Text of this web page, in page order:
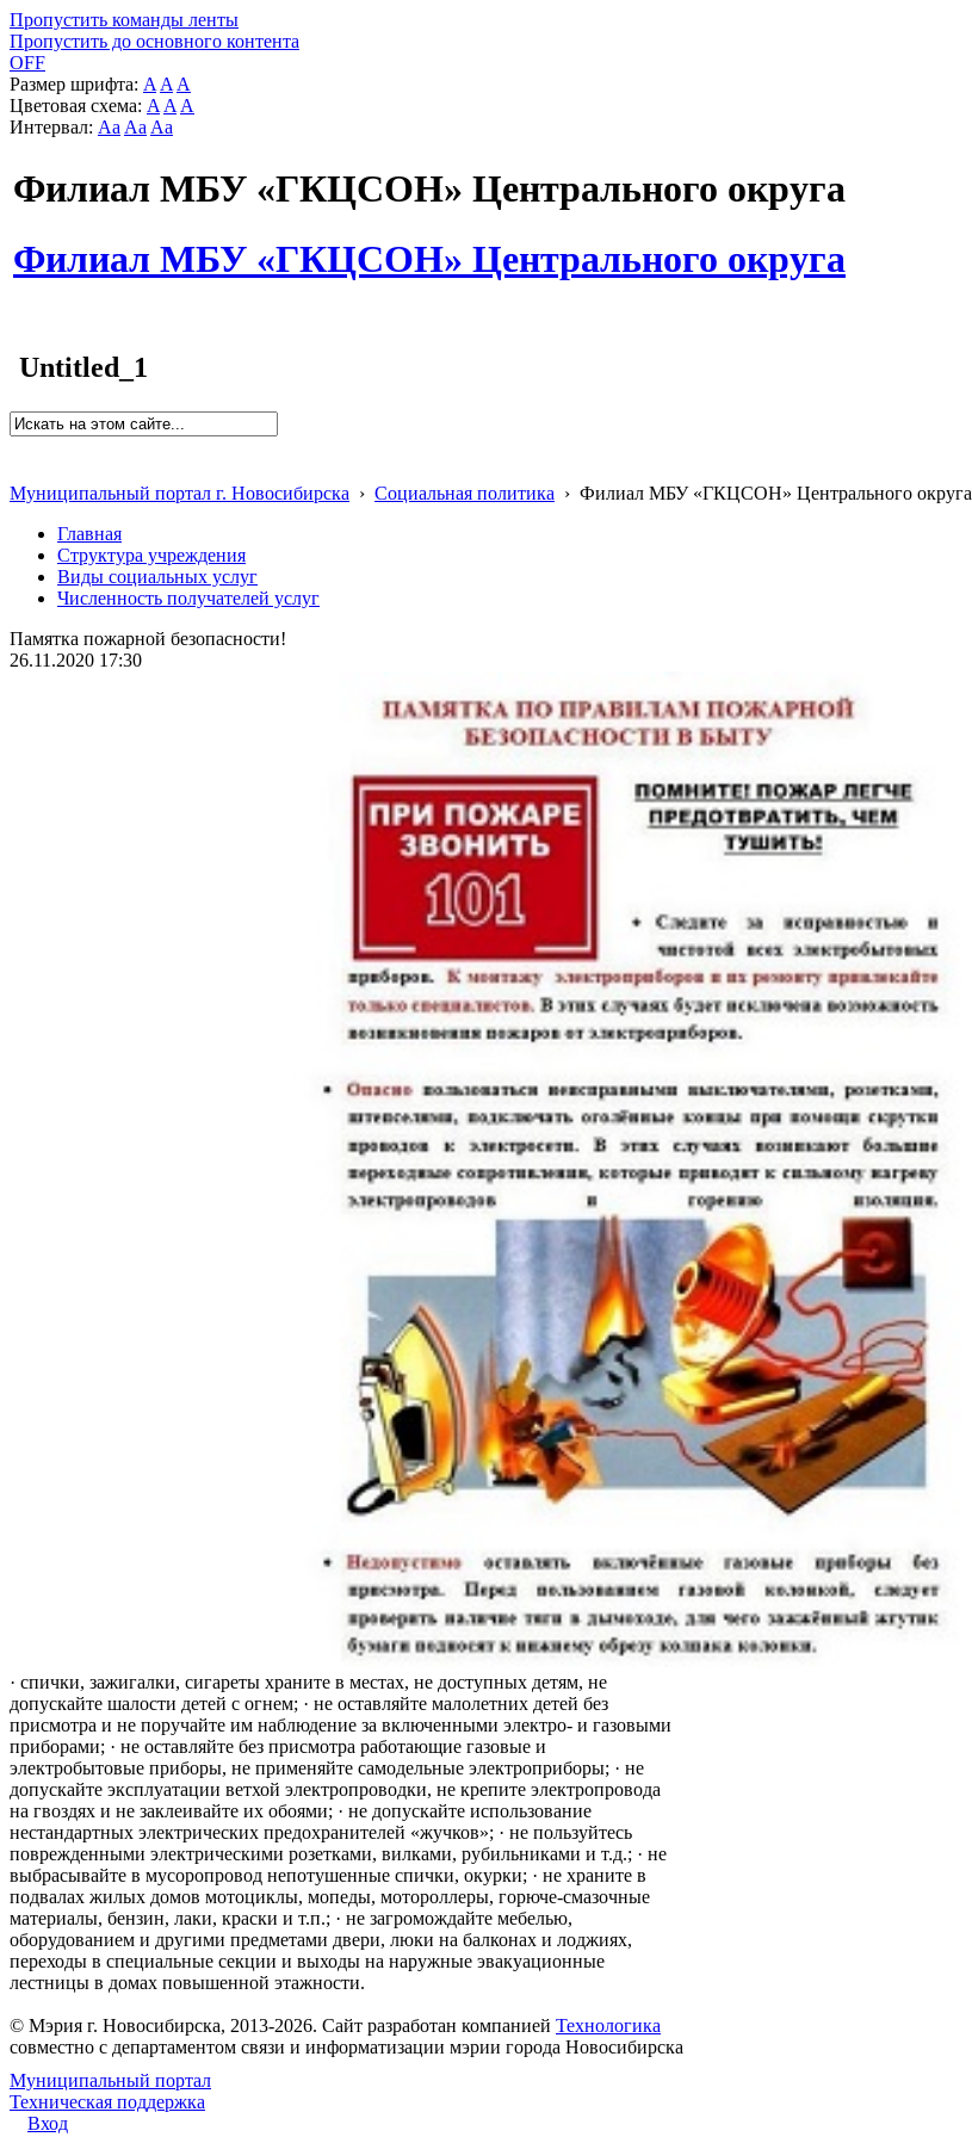
Пропустить команды ленты
Пропустить до основного контента
OFF
Размер шрифта: A A A
Цветовая схема: A A A
Интервал: Aa Aa Aa
Филиал МБУ «ГКЦСОН» Центрального округа
Филиал МБУ «ГКЦСОН» Центрального округа
Untitled_1
Муниципальный портал г. Новосибирска › Социальная политика › Филиал МБУ «ГКЦСОН» Центрального округа
Главная
Структура учреждения
Виды социальных услуг
Численность получателей услуг
Памятка пожарной безопасности!
26.11.2020 17:30
· спички, зажигалки, сигареты храните в местах, не доступных детям, не
допускайте шалости детей с огнем; · не оставляйте малолетних детей без
присмотра и не поручайте им наблюдение за включенными электро- и газовыми
приборами; · не оставляйте без присмотра работающие газовые и
электробытовые приборы, не применяйте самодельные электроприборы; · не
допускайте эксплуатации ветхой электропроводки, не крепите электропровода
на гвоздях и не заклеивайте их обоями; · не допускайте использование
нестандартных электрических предохранителей «жучков»; · не пользуйтесь
поврежденными электрическими розетками, вилками, рубильниками и т.д.; · не
выбрасывайте в мусоропровод непотушенные спички, окурки; · не храните в
подвалах жилых домов мотоциклы, мопеды, мотороллеры, горюче-смазочные
материалы, бензин, лаки, краски и т.п.; · не загромождайте мебелью,
оборудованием и другими предметами двери, люки на балконах и лоджиях,
переходы в специальные секции и выходы на наружные эвакуационные
лестницы в домах повышенной этажности.
© Мэрия г. Новосибирска, 2013-2026. Сайт разработан компанией Технологика
совместно с департаментом связи и информатизации мэрии города Новосибирска
Муниципальный портал
Техническая поддержка
Вход